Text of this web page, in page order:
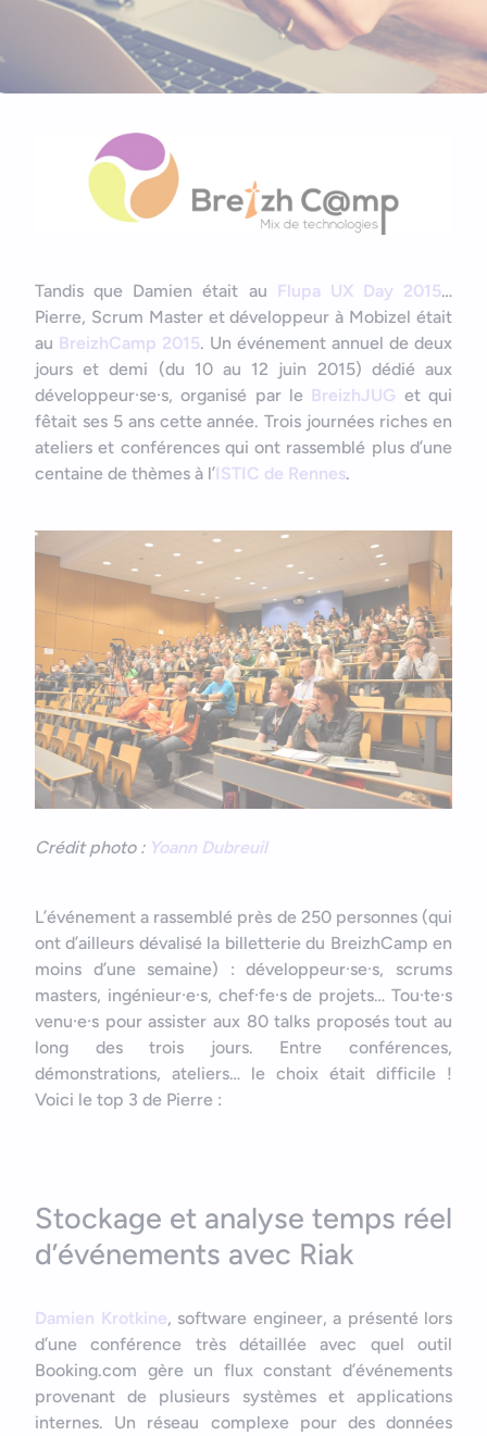
Application mobile e-commerce
Outils et ressources
Cahier des charges d’app mobile
Nous contacter
Tandis que Damien était au Flupa UX Day 2015…
Pierre, Scrum Master et développeur à Mobizel était
au BreizhCamp 2015. Un événement annuel de deux
jours et demi (du 10 au 12 juin 2015) dédié aux
développeur·se·s, organisé par le BreizhJUG et qui
fêtait ses 5 ans cette année. Trois journées riches en
ateliers et conférences qui ont rassemblé plus d’une
centaine de thèmes à l’ISTIC de Rennes.
Crédit photo : Yoann Dubreuil
L’événement a rassemblé près de 250 personnes (qui
ont d’ailleurs dévalisé la billetterie du BreizhCamp en
moins d’une semaine) : développeur·se·s, scrums
masters, ingénieur·e·s, chef·fe·s de projets… Tou·te·s
venu·e·s pour assister aux 80 talks proposés tout au
long des trois jours. Entre conférences,
démonstrations, ateliers… le choix était difficile !
Voici le top 3 de Pierre :
Stockage et analyse temps réel
d’événements avec Riak
Damien Krotkine, software engineer, a présenté lors
d’une conférence très détaillée avec quel outil
Booking.com gère un flux constant d’événements
provenant de plusieurs systèmes et applications
internes. Un réseau complexe pour des données